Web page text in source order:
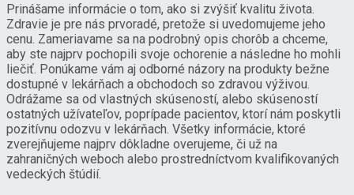
Prinášame informácie o tom, ako si zvýšiť kvalitu života.
Zdravie je pre nás prvoradé, pretože si uvedomujeme jeho
cenu. Zameriavame sa na podrobný opis chorôb a chceme,
aby ste najprv pochopili svoje ochorenie a následne ho mohli
liečiť. Ponúkame vám aj odborné názory na produkty bežne
dostupné v lekárňach a obchodoch so zdravou výživou.
Odrážame sa od vlastných skúseností, alebo skúseností
ostatných užívateľov, poprípade pacientov, ktorí nám poskytli
pozitívnu odozvu v lekárňach. Všetky informácie, ktoré
zverejňujeme najprv dôkladne overujeme, či už na
zahraničných weboch alebo prostredníctvom kvalifikovaných
vedeckých štúdií.